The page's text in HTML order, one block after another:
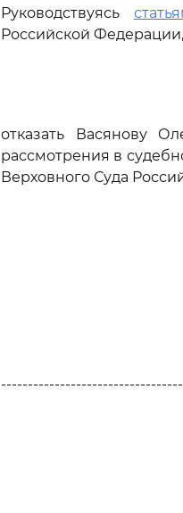
Руководствуясь
Российской
отказать Васянову
рассмотрения в
Верховного Суда